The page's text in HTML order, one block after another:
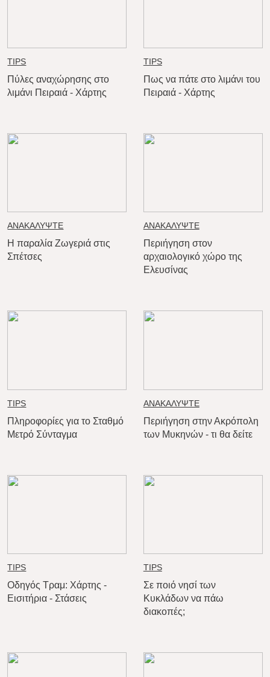
TIPS
Πύλες αναχώρησης στο
λιμάνι Πειραιά - Χάρτης
TIPS
Πως να πάτε στο λιμάνι του
Πειραιά - Χάρτης
ΑΝΑΚΑΛΥΨΤΕ
Η παραλία Ζωγεριά στις
Σπέτσες
ΑΝΑΚΑΛΥΨΤΕ
Περιήγηση στον
αρχαιολογικό χώρο της
Ελευσίνας
TIPS
Πληροφορίες για το Σταθμό
Μετρό Σύνταγμα
ΑΝΑΚΑΛΥΨΤΕ
Περιήγηση στην Ακρόπολη
των Μυκηνών - τι θα δείτε
TIPS
Οδηγός Τραμ: Χάρτης -
Εισιτήρια - Στάσεις
TIPS
Σε ποιό νησί των
Κυκλάδων να πάω
διακοπές;